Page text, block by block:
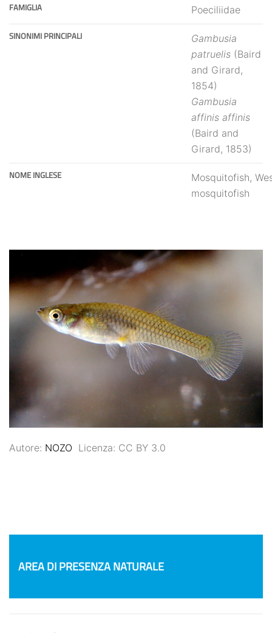
FAMIGLIA Poeciliidae
SINONIMI PRINCIPALI
Gambusia
patruelis (Baird
and Girard,
1854)
Gambusia
affinis affinis
(Baird and
Girard, 1853)
NOME INGLESE
Mosquitofish,
mosquitofish
Autore: NOZO Licenza: CC BY 3.0
AREA DI PRESENZA NATURALE